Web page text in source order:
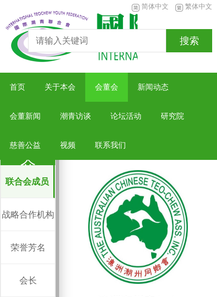
搜索
简体中文 繁体中文
首页 关于本会 会董会 新闻动态
会董新闻 潮青访谈 论坛活动 研究院
慈善公益 视频 联系我们
成员简
介
联合会成员
战略合作机构
荣誉芳名
会长